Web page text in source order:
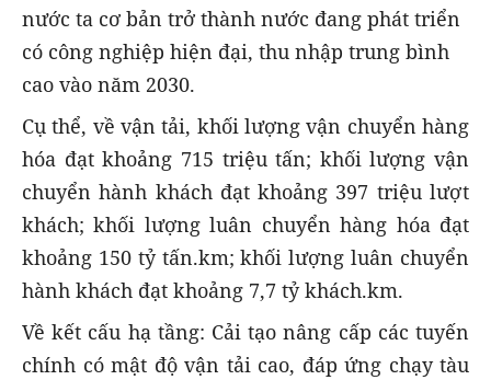
nước ta cơ bản trở thành nước đang phát triển
có công nghiệp hiện đại, thu nhập trung bình
cao vào năm 2030.
Cụ thể, về vận tải, khối lượng vận chuyển hàng
hóa đạt khoảng 715 triệu tấn; khối lượng vận
chuyển hành khách đạt khoảng 397 triệu lượt
khách; khối lượng luân chuyển hàng hóa đạt
khoảng 150 tỷ tấn.km; khối lượng luân chuyển
hành khách đạt khoảng 7,7 tỷ khách.km.
Về kết cấu hạ tầng: Cải tạo nâng cấp các tuyến
chính có mật độ vận tải cao, đáp ứng chạy tàu